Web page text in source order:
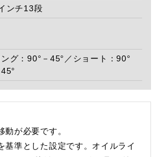
ンチ13段
ング：90°－45°／ショート：90°
45°
動が必要です。
基準とした設定です。オイルライ